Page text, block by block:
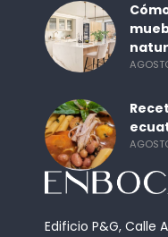
Edificio P&G, Calle